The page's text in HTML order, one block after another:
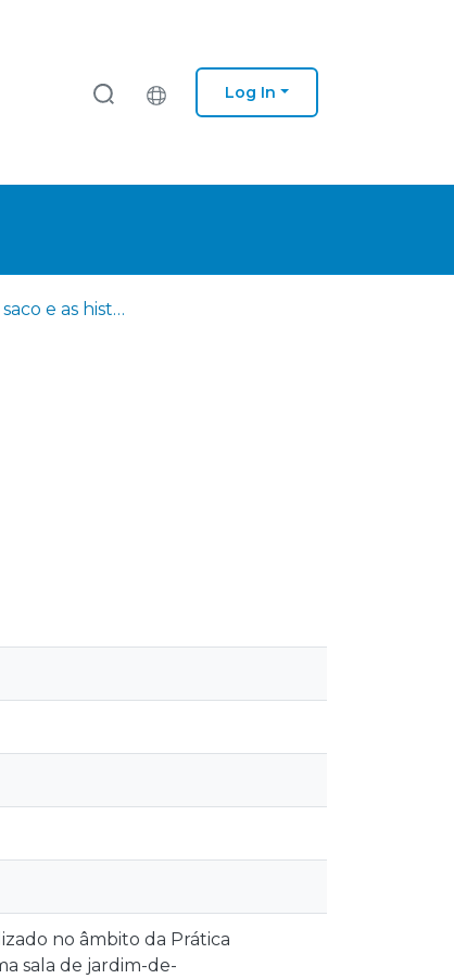
Log In
O bolso, o saco e as histórias com as galáxias dentro
no âmbito da Prática
sala de jardim-de-